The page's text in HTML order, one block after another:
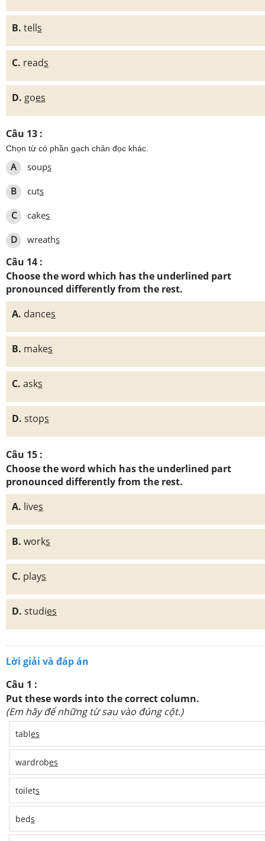
B. tells
C. reads
D. goes
Câu 13 :
Chọn từ có phần gạch chân đọc khác.
A soups
B cuts
C cakes
D wreaths
Câu 14 :
Choose the word which has the underlined part
pronounced differently from the rest.
A. dances
B. makes
C. asks
D. stops
Câu 15 :
Choose the word which has the underlined part
pronounced differently from the rest.
A. lives
B. works
C. plays
D. studies
Lời giải và đáp án
Câu 1 :
Put these words into the correct column.
(Em hãy để những từ sau vào đúng cột.)
tables
wardrobes
toilets
beds